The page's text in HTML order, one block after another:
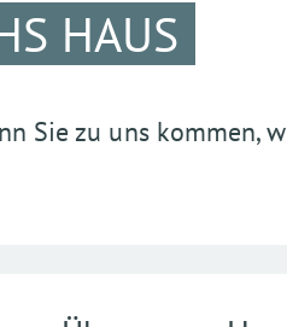
HAUS
Sie zu uns kommen,